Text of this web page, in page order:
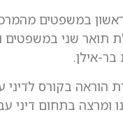
במשפטים
תואר שני במשפטים
בר-אילן.
הוראה בקורס לדיני
ומרצה בתחום דיני